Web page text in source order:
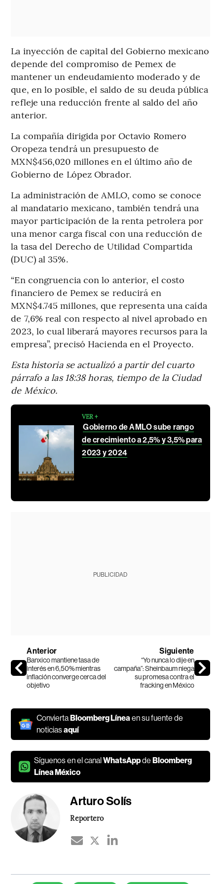
La inyección de capital del Gobierno mexicano
depende del compromiso de Pemex de
mantener un endeudamiento moderado y de
que, en lo posible, el saldo de su deuda pública
refleje una reducción frente al saldo del año
anterior.
La compañía dirigida por Octavio Romero
Oropeza tendrá un presupuesto de
MXN$456,020 millones en el último año de
Gobierno de López Obrador.
La administración de AMLO, como se conoce
al mandatario mexicano, también tendrá una
mayor participación de la renta petrolera por
una menor carga fiscal con una reducción de
la tasa del Derecho de Utilidad Compartida
(DUC) al 35%.
“En congruencia con lo anterior, el costo
financiero de Pemex se reducirá en
MXN$4.745 millones, que representa una caída
de 7,6% real con respecto al nivel aprobado en
2023, lo cual liberará mayores recursos para la
empresa”, precisó Hacienda en el Proyecto.
Esta historia se actualizó a partir del cuarto
párrafo a las 18:38 horas, tiempo de la Ciudad
de México.
VER +
Gobierno de AMLO sube rango
de crecimiento a 2,5% y 3,5% para
2023 y 2024
PUBLICIDAD
Anterior
Banxico mantiene tasa de
interés en 6,50% mientras
inflación converge cerca del
objetivo
Siguiente
“Yo nunca lo dije en
campaña”: Sheinbaum niega
su promesa contra el
fracking en México
ConviertaBloomberg Líneaen su fuente de
noticiasaquí
Síguenos en el canalWhatsAppdeBloomberg
Línea México
Arturo Solís
Reportero